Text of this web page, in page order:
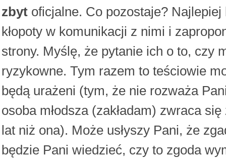
zbyt oficjalne. Co pozostaje?
kłopoty w komunikacji z nimi i
strony. Myślę, że pytanie ich o to, czy
ryzykowne. Tym razem to teściowie
będą urażeni (tym, że nie rozważa
osoba młodsza (zakładam) zwraca
lat niż ona). Może usłyszy Pani, że
będzie Pani wiedzieć, czy to zgoda